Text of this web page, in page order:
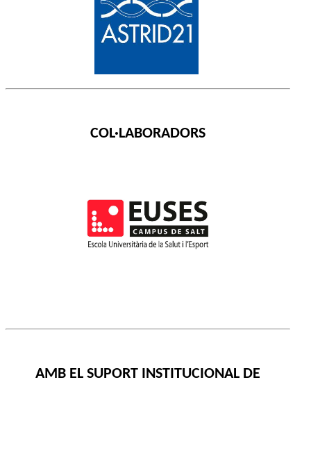
COL·LABORADORS
AMB EL SUPORT INSTITUCIONAL DE